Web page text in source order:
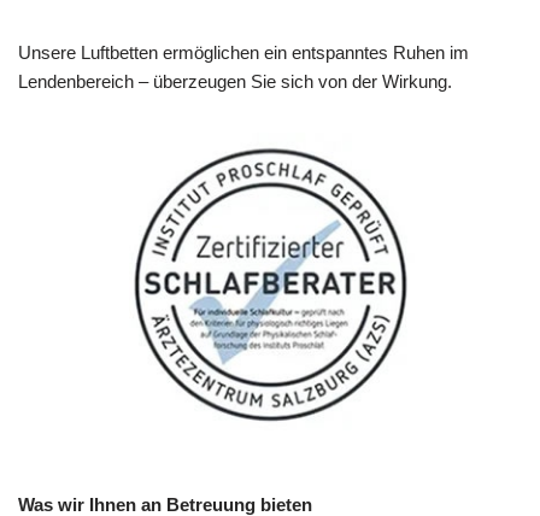
Unsere Luftbetten ermöglichen ein entspanntes Ruhen im
Lendenbereich – überzeugen Sie sich von der Wirkung.
Was wir Ihnen an Betreuung bieten